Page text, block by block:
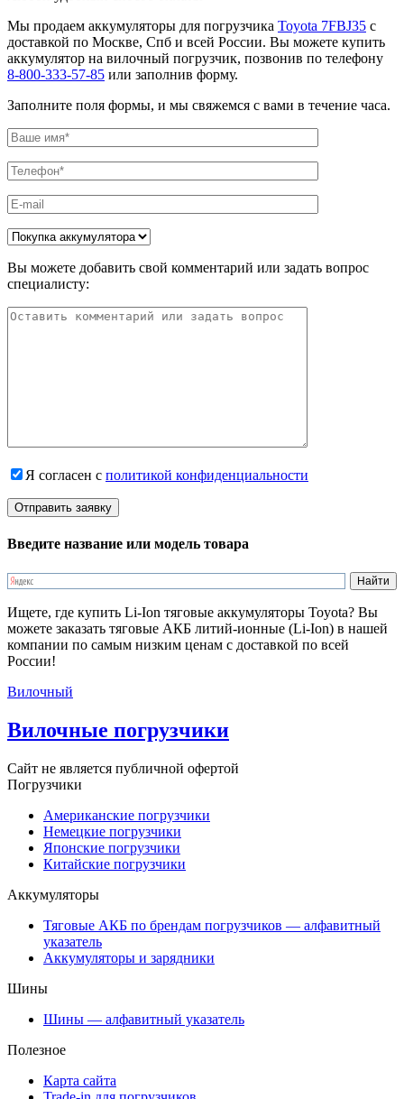
Мы продаем аккумуляторы для погрузчика Toyota 7FBJ35 с
доставкой по Москве, Спб и всей России. Вы можете купить
аккумулятор на вилочный погрузчик, позвонив по телефону
8-800-333-57-85 или заполнив форму.
Заполните поля формы, и мы свяжемся с вами в течение часа.
Вы можете добавить свой комментарий или задать вопрос
специалисту:
Я согласен с политикой конфиденциальности
Введите название или модель товара
Ищете, где купить Li-Ion тяговые аккумуляторы Toyota? Вы
можете заказать тяговые АКБ литий-ионные (Li-Ion) в нашей
компании по самым низким ценам с доставкой по всей
России!
Вилочный
Вилочные погрузчики
Сайт не является публичной офертой
Погрузчики
Американские погрузчики
Немецкие погрузчики
Японские погрузчики
Китайские погрузчики
Аккумуляторы
Тяговые АКБ по брендам погрузчиков — алфавитный
указатель
Аккумуляторы и зарядники
Шины
Шины — алфавитный указатель
Полезное
Карта сайта